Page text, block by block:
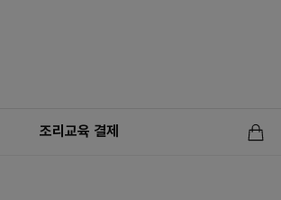
조리교육 결제